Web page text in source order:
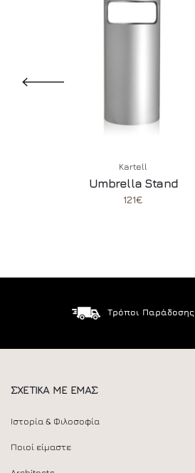
Kartell
Umbrella Stand
121€
Τρόποι Παράδοσης
ΣΧΕΤΙΚΑ ΜΕ ΕΜΑΣ
Ιστορία & Φιλοσοφία
Ποιοί είμαστε